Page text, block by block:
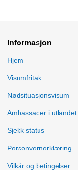
Informasjon
Hjem
Visumfritak
Nødsituasjonsvisum
Ambassader i utlandet
Sjekk status
Personvernerklæring
Vilkår og betingelser